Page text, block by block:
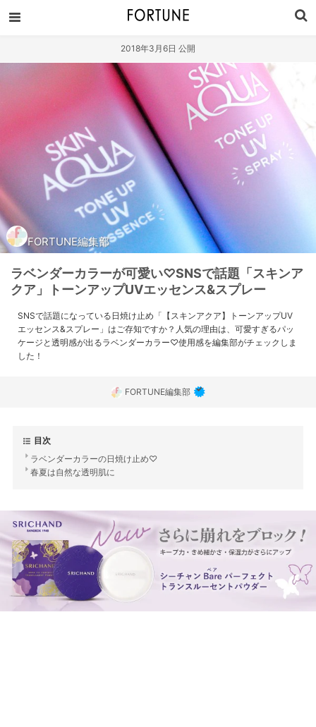
2018年3月6日 公開
FORTUNE編集部
ラベンダーカラーが可愛い♡SNSで話題「スキンア
クア」トーンアップUVエッセンス&スプレー
SNSで話題になっている日焼け止め「【スキンアクア】トーンアップUV
エッセンス&スプレー」はご存知ですか？人気の理由は、可愛すぎるパッ
ケージと透明感が出るラベンダーカラー♡使用感を編集部がチェックしま
した！
FORTUNE編集部
目次
ラベンダーカラーの日焼け止め♡
春夏は自然な透明肌に